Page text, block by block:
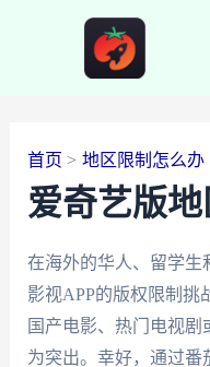
首页 地区限制怎么办
爱奇艺版
在海外的华人、留学生
影视APP的版权限制挑
国产电影、热门电视
为突出。幸好，通过番